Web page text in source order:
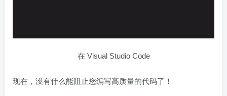
在 Visual Studio Code
现在，没有什么能阻止您编写高质量的代码了！